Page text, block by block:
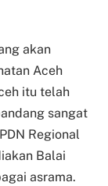
akan
Aceh
itu telah
sangat
Regional
Balai
asrama.